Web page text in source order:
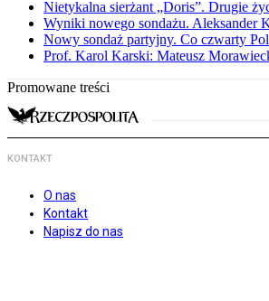
Nietykalna sierżant „Doris”. Drugie
Wyniki nowego sondażu. Aleksander
Nowy sondaż partyjny. Co czwarty
Prof. Karol Karski: Mateusz
Promowane treści
KONTAKT
O nas
Kontakt
Napisz do nas